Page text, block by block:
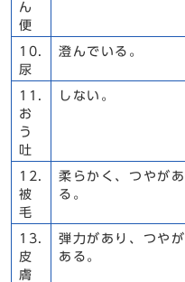
ん
便
10.
尿
澄んでいる。
11.
お
う
吐
しない。
12.
被
毛
柔らかく、つやがあ
る。
13.
皮
膚
弾力があり、つやが
ある。